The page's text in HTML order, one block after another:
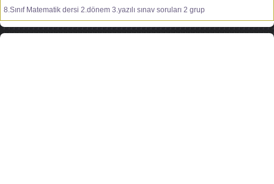
8.Sınıf Matematik dersi 2.dönem 3.yazılı sınav soruları 2 grup